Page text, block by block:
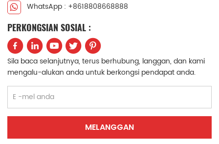
WhatsApp : +8618808668888
PERKONGSIAN SOSIAL :
Sila baca selanjutnya, terus berhubung, langgan, dan kami
mengalu-alukan anda untuk berkongsi pendapat anda.